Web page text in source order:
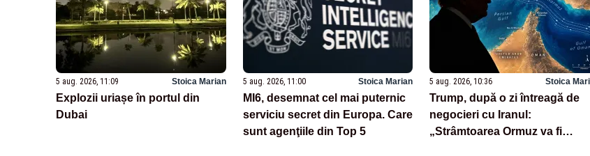
5 aug. 2026, 11:09 Stoica Marian
Explozii uriașe în portul din
Dubai
5 aug. 2026, 11:00 Stoica Marian
MI6, desemnat cel mai puternic
serviciu secret din Europa. Care
sunt agenţiile din Top 5
5 aug. 2026, 10:36 Stoica
Trump, după o zi întreagă de
negocieri cu Iranul:
„Strâmtoarea Ormuz va fi